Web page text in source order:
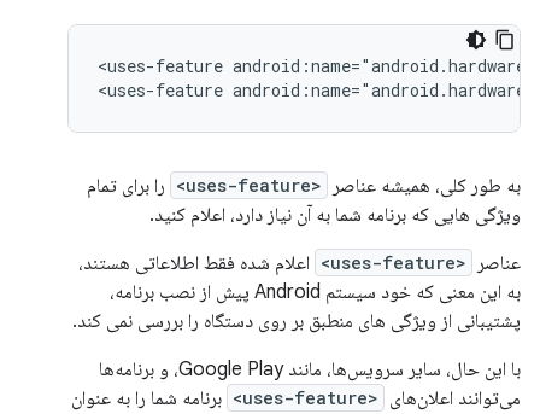
<uses-feature
<uses-feature
به طور کلی، همیشه عناصر <uses-feature>
را برای تمام
ویژگی هایی که برنامه شما به آن نیاز دارد، اعلام کنید.
عناصر
<uses-feature>
اعلام شده فقط اطلاعاتی هستند،
به این معنی که خود سیستم Android پیش از نصب برنامه،
پشتیبانی از ویژگی های منطبق بر روی دستگاه را بررسی نمی کند.
با این حال، سایر سرویس‌ها، مانند Google Play، و برنامه‌ها
می‌توانند اعلان‌های <uses-feature>
برنامه شما را به عنوان